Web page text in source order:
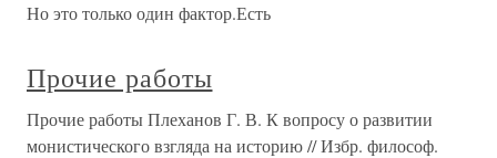
Но это только один фактор.Есть
Прочие работы
Прочие работы Плеханов Г. В. К вопросу о развитии
монистического взгляда на историю // Избр. философ.